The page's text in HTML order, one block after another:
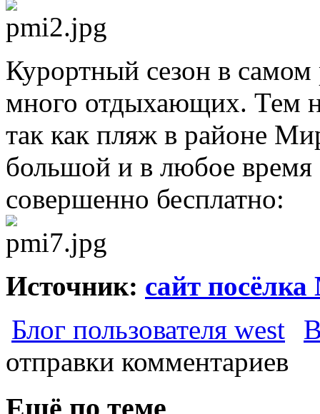
Курортный сезон в самом
много отдыхающих. Тем
так как пляж в районе
большой и в любое
совершенно бесплатно:
Источник: сайт
Блог пользователя west
отправки комментариев